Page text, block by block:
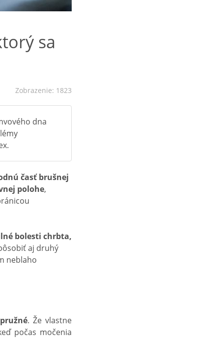
sa
Zobrazenie: 1823
dna
časť brušnej
polohe,
bolesti chrbta,
aj druhý
neblaho
. Že vlastne
počas močenia